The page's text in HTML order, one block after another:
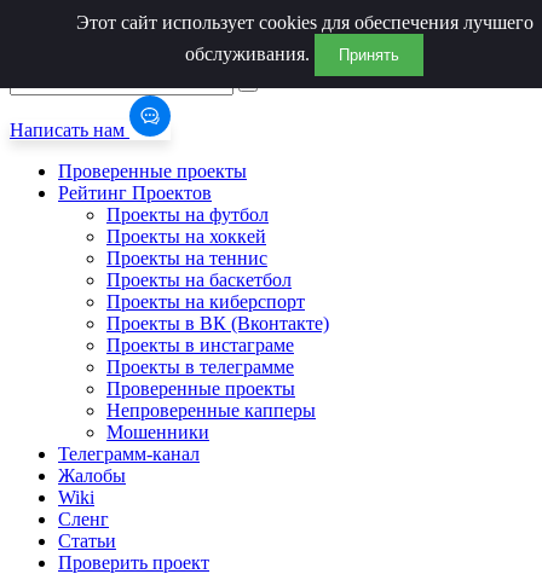
Написать нам
Проверенные проекты
Рейтинг Проектов
Проекты на футбол
Проекты на хоккей
Проекты на теннис
Проекты на баскетбол
Проекты на киберспорт
Проекты в ВК (Вконтакте)
Проекты в инстаграме
Проекты в телеграмме
Проверенные проекты
Непроверенные капперы
Мошенники
Телеграмм-канал
Жалобы
Wiki
Сленг
Статьи
Проверить проект
Этот сайт использует cookies для обеспечения лучшего
обслуживания.
Принять